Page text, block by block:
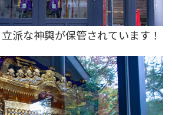
派な神輿が保管されています！